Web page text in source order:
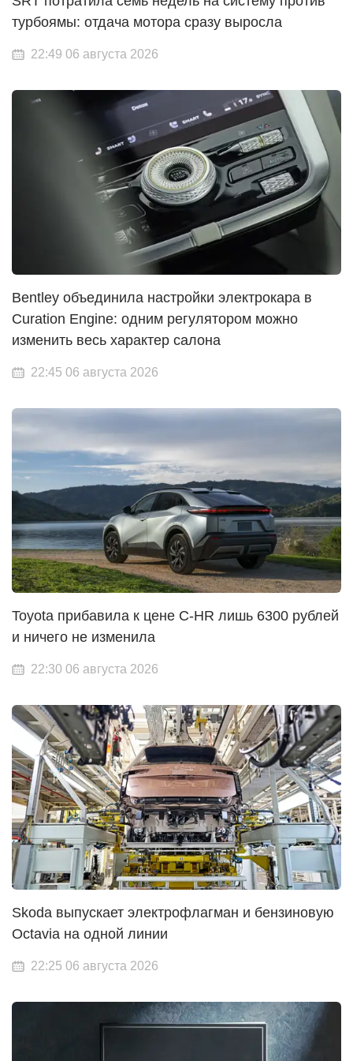
турбоямы: отдача мотора сразу выросла
22:49 06 августа 2026
Bentley объединила настройки электрокара в
Curation Engine: одним регулятором можно
изменить весь характер салона
22:45 06 августа 2026
Toyota прибавила к цене C-HR лишь 6300 рублей
и ничего не изменила
22:30 06 августа 2026
Skoda выпускает электрофлагман и бензиновую
Octavia на одной линии
22:25 06 августа 2026